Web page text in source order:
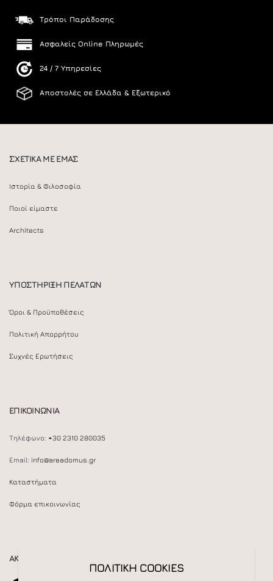
Τρόποι Παράδοσης
Ασφαλείς Online Πληρωμές
24 / 7 Υπηρεσίες
Αποστολές σε Ελλάδα & Εξωτερικό
ΣΧΕΤΙΚΑ ΜΕ ΕΜΑΣ
Ιστορία & Φιλοσοφία
Ποιοί είμαστε
Architects
ΥΠΟΣΤΗΡΙΞΗ ΠΕΛΑΤΩΝ
Όροι & Προϋποθέσεις
Πολιτική Απορρήτου
Συχνές Ερωτήσεις
ΕΠΙΚΟΙΝΩΝΙΑ
Τηλέφωνο: +30 2310 280035
Email: info@areadomus.gr
Καταστήματα
Φόρμα επικοινωνίας
ΑΚΟΛΟΥΘΕΙΣΤΕ ΜΑΣ
ΠΟΛΙΤΙΚΗ COOKIES